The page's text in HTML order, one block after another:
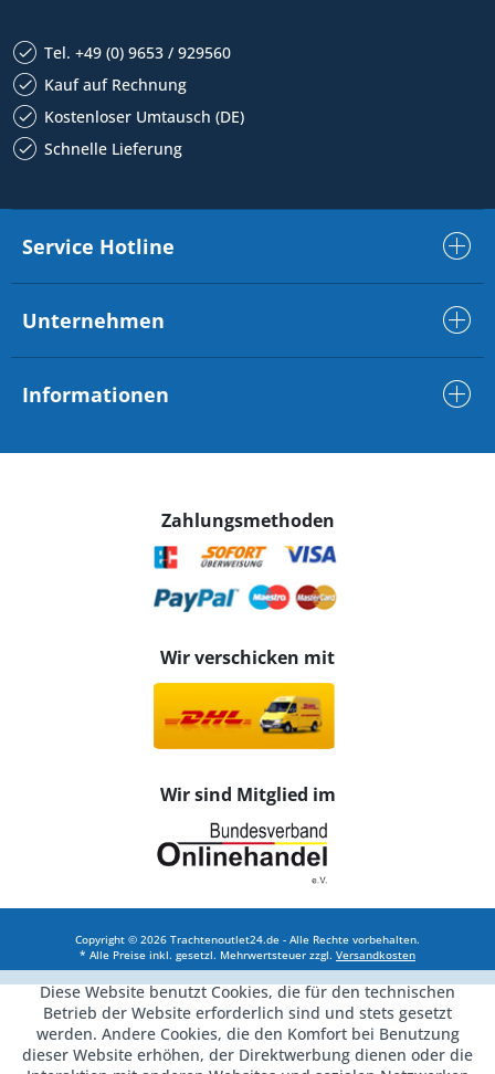
Tel. +49 (0) 9653 / 929560
Kauf auf Rechnung
Kostenloser Umtausch (DE)
Schnelle Lieferung
Service Hotline
Unternehmen
Informationen
Zahlungsmethoden
Wir verschicken mit
Wir sind Mitglied im
Copyright © 2026 Trachtenoutlet24.de - Alle Rechte vorbehalten.
* Alle Preise inkl. gesetzl. Mehrwertsteuer zzgl. Versandkosten
Diese Website benutzt Cookies, die für den technischen
Betrieb der Website erforderlich sind und stets gesetzt
werden. Andere Cookies, die den Komfort bei Benutzung
dieser Website erhöhen, der Direktwerbung dienen oder die